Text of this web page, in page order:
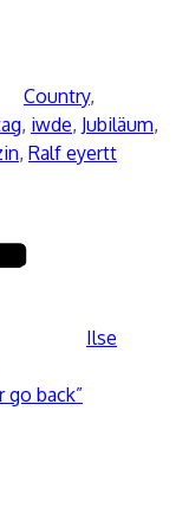
Country,
, iwde, Jubiläum,
, Ralf eyertt
Ilse
go back”